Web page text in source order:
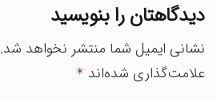
دیدگاهتان را بنویسید
نشانی ایمیل شما منتشر نخواهد شد.
علامت‌گذاری شده‌اند *